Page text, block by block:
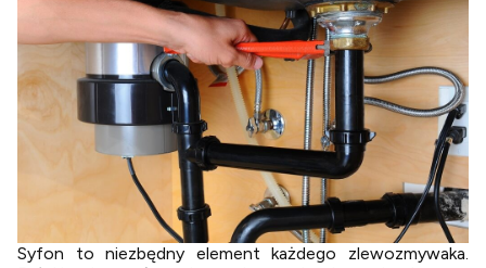
Syfon to niezbędny element każdego zlewozmywaka.